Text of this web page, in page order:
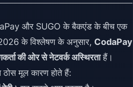
और SUGO के बैकएंड के बीच एक
के विश्लेषण के अनुसार, CodaPay
की ओर से नेटवर्क अस्थिरताहैं।
ठोस मूल कारण होते हैं: